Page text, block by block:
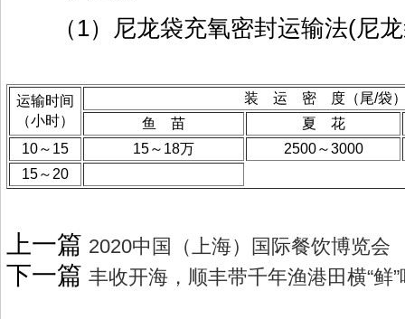
（1）尼龙袋充氧密封运输法(尼龙
运输时间
（小时）
装 运 密 度（尾/袋
鱼 苗
夏 花
10～ 15 15～ 18万 2500～3000
15～ 20
上一篇 2020中国（上海）国际餐饮博览会
下一篇 丰收开海，顺丰带千年渔港田横“鲜